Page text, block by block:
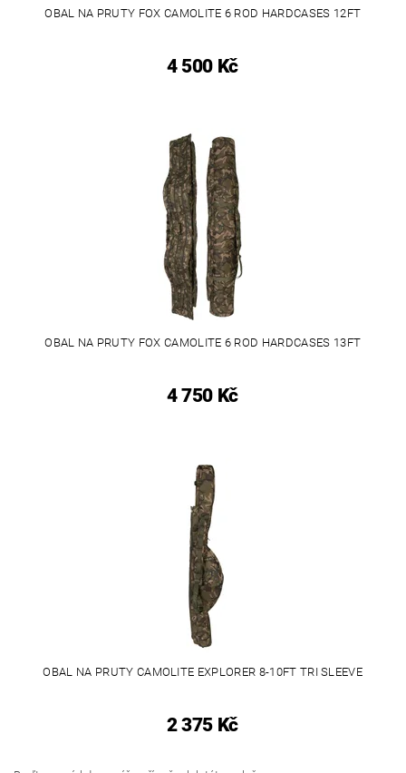
OBAL NA PRUTY FOX CAMOLITE 6 ROD HARDCASES 12FT
4 500 Kč
OBAL NA PRUTY FOX CAMOLITE 6 ROD HARDCASES 13FT
4 750 Kč
OBAL NA PRUTY CAMOLITE EXPLORER 8-10FT TRI SLEEVE
2 375 Kč